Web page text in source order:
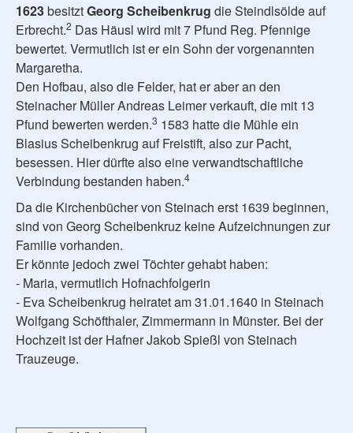
1623besitztGeorg Scheibenkrug die Steindlsölde auf
Erbrecht.2 Das Häusl wird mit 7 Pfund Reg. Pfennige
bewertet. Vermutlich ist er ein Sohn der vorgenannten
Margaretha.
Den Hofbau, also die Felder, hat er aber an den
Steinacher Müller Andreas Leimer verkauft, die mit 13
Pfund bewerten werden.3 1583 hatte die Mühle ein
Blasius Scheibenkrug auf Freistift, also zur Pacht,
besessen. Hier dürfte also eine verwandtschaftliche
Verbindung bestanden haben.4
Da die Kirchenbücher von Steinach erst 1639 beginnen,
sind von Georg Scheibenkruz keine Aufzeichnungen zur
Familie vorhanden.
Er könnte jedoch zwei Töchter gehabt haben:
- Maria, vermutlich Hofnachfolgerin
- Eva Scheibenkrug heiratet am 31.01.1640 in Steinach
Wolfgang Schöfthaler, Zimmermann in Münster. Bei der
Hochzeit ist der Hafner Jakob Spießl von Steinach
Trauzeuge.